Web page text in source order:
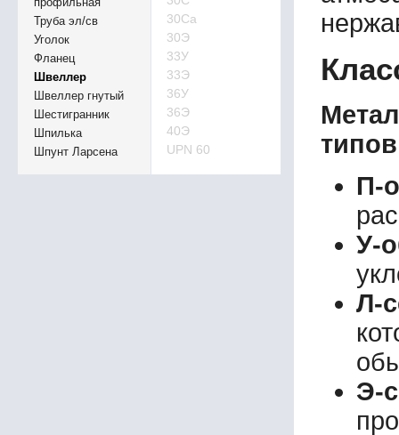
Труба эл/св
Уголок
Фланец
Швеллер
Швеллер гнутый
Шестигранник
Шпилька
Шпунт Ларсена
30Са
30Э
33У
33Э
36У
36Э
40Э
UPN 60
П-
У-
Л-
Э-